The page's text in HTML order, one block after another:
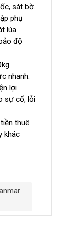
sát bờ.
phụ
lúa
độ
nhanh.
lợi
sự cố, lỗi
thuê
khác